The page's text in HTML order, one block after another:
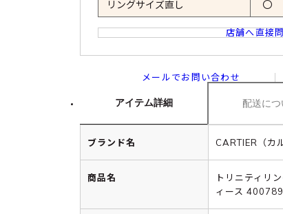
リングサイズ直し 〇
店舗へ直接
メールでお問い合わせ
アイテム詳細 配送につ
ブランド名 CARTIER（カ
商品名
トリニティリ
ィース